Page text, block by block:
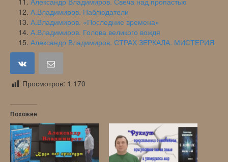
А.Владимиров. Наблюдатели
А.Владимиров. «Последние времена»
А.Владимиров. Голова великого вождя
Александр Владимиров. СТРАХ ЗЕРКАЛА. МИСТЕРИЯ
Просмотров: 1 170
Похожее